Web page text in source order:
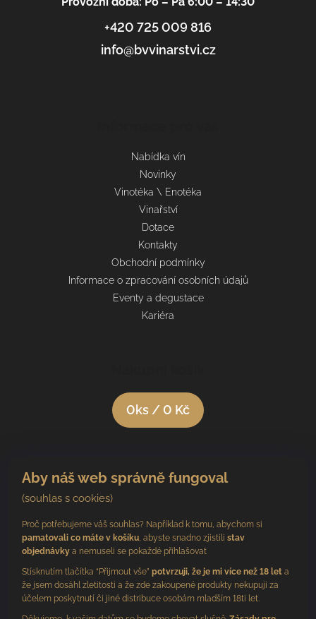
Aby náš web správně fungoval
(souhlas s cookies)
Proč potřebujeme váš souhlas? Například k tomu, abychom si
pamatovali co máte v košíku, abyste snadno zjistilistav
objednávky a nemuseli se pokaždé přihlašovat
Stísknutím tlačítka “Přijmout vše”potvrzuji, že je mi více než 18 let a
že jsem dosáhl zletitosti a že zde zakoupené produkty nekupuji za
účelem poskytnutí či jiné distribuce osobám mladším 18ti let.
+420 725 009 816
info@bvvinarstvi.cz
Nabídka vín
Novinky
Vinotéka \ Enotéka
Vinařství
Dotace
Kontakty
Obchodní podmínky
Informace o zpracování osobních údajů
Eventy a degustace
Kariéra
0ks /0 Kč